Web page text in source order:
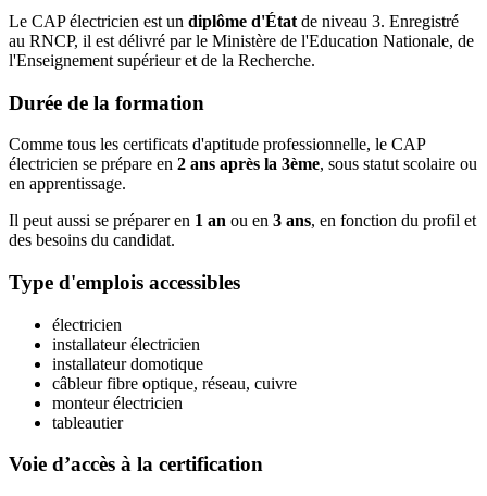
Le CAP électricien est un diplôme d'État de niveau 3. Enregistré
au RNCP, il est délivré par le Ministère de l'Education Nationale, de
l'Enseignement supérieur et de la Recherche.
Durée de la formation
Comme tous les certificats d'aptitude professionnelle, le CAP
électricien se prépare en 2 ans après la 3ème, sous statut scolaire ou
en apprentissage.
Il peut aussi se préparer en 1 an ou en 3 ans, en fonction du profil et
des besoins du candidat.
Type d'emplois accessibles
électricien
installateur électricien
installateur domotique
câbleur fibre optique, réseau, cuivre
monteur électricien
tableautier
Voie d’accès à la certification